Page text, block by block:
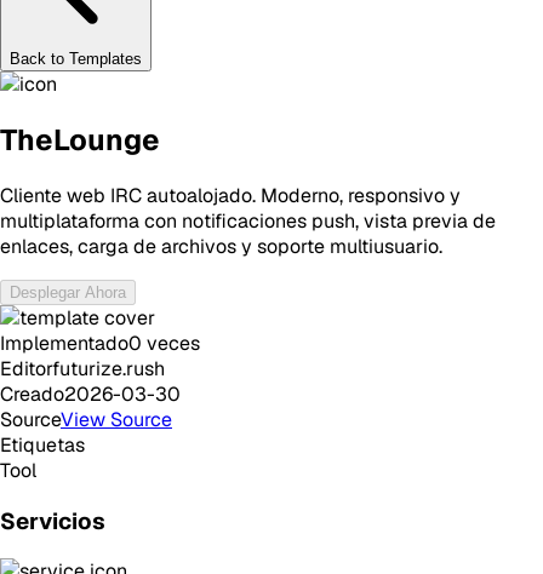
Back to Templates
TheLounge
Cliente web IRC autoalojado. Moderno, responsivo y
multiplataforma con notificaciones push, vista previa de
enlaces, carga de archivos y soporte multiusuario.
Desplegar Ahora
Implementado0 veces
Editorfuturize.rush
Creado2026-03-30
SourceView Source
Etiquetas
Tool
Servicios